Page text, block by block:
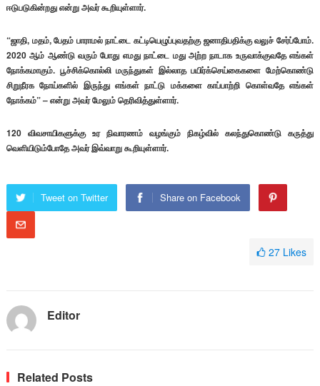
ஈடுபடுகின்றது என்று அவர் கூறியுள்ளார்.
“ஜாதி, மதம், பேதம் பாராமல் நாட்டை கட்டியெழுப்புவதற்கு ஜனாதிபதிக்கு வலுச் சேர்ப்போம்.
2020 ஆம் ஆண்டு வரும் போது எமது நாட்டை மது அற்ற நாடாக உருவாக்குவதே எங்கள்
நோக்கமாகும். பூச்சிக்கொல்லி மருந்துகள் இல்லாத பயிர்க்செய்கைகளை மேற்கொண்டு
சிறுநீரக நோய்களில் இருந்து எங்கள் நாட்டு மக்களை காப்பாற்றி கொள்வதே எங்கள்
நோக்கம்” – என்று அவர் மேலும் தெரிவித்துள்ளார்.
120 விவசாயிகளுக்கு உர நிவாரணம் வழங்கும் நிகழ்வில் கலந்துகொண்டு கருத்து
வெளியிடும்போதே அவர் இவ்வாறு கூறியுள்ளார்.
Tweet on Twitter Share on Facebook
27 Likes
Editor
Related Posts